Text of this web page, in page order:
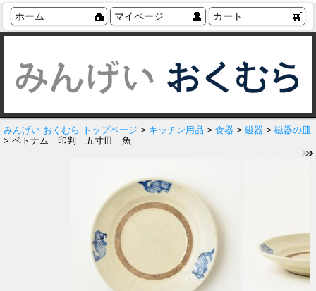
ホーム マイページ カート
みんげい おくむら トップページ > キッチン用品 > 食器 > 磁器 > 磁器の皿
> ベトナム 印判 五寸皿 魚